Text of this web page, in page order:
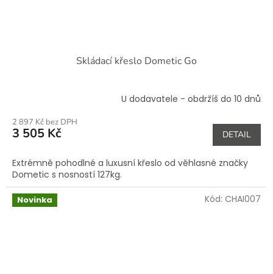
Skládací křeslo Dometic Go
U dodavatele - obdržíš do 10 dnů
2 897 Kč bez DPH
3 505 Kč DETAIL
Extrémně pohodlné a luxusní křeslo od věhlasné značky
Dometic s nosností 127kg.
Novinka Kód: CHAI007